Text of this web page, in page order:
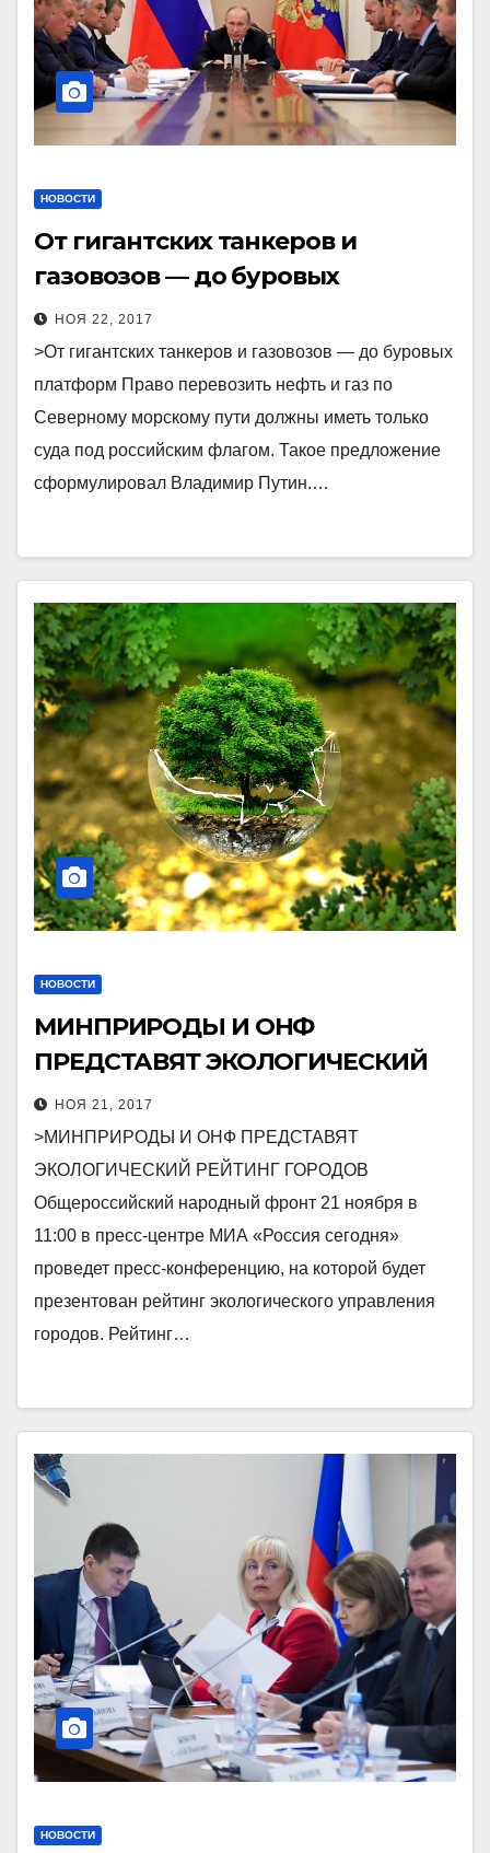
НОВОСТИ
От гигантских танкеров и
газовозов — до буровых
платформ
НОЯ 22, 2017
>От гигантских танкеров и газовозов — до буровых
платформ Право перевозить нефть и газ по
Северному морскому пути должны иметь только
суда под российским флагом. Такое предложение
сформулировал Владимир Путин.…
НОВОСТИ
МИНПРИРОДЫ И ОНФ
ПРЕДСТАВЯТ ЭКОЛОГИЧЕСКИЙ
РЕЙТИНГ ГОРОДОВ
НОЯ 21, 2017
>МИНПРИРОДЫ И ОНФ ПРЕДСТАВЯТ
ЭКОЛОГИЧЕСКИЙ РЕЙТИНГ ГОРОДОВ
Общероссийский народный фронт 21 ноября в
11:00 в пресс-центре МИА «Россия сегодня»
проведет пресс-конференцию, на которой будет
презентован рейтинг экологического управления
городов. Рейтинг…
НОВОСТИ